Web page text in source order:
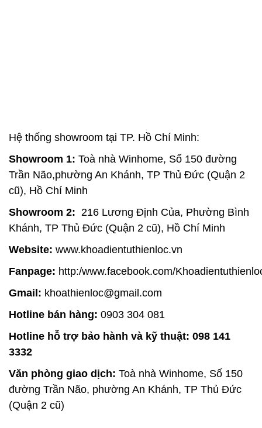
Hệ thống showroom tại TP. Hồ Chí Minh:
Showroom 1: Toà nhà Winhome, Số 150 đường
Trần Não,phường An Khánh, TP Thủ Đức (Quận 2
cũ), Hồ Chí Minh
Showroom 2: 216 Lương Định Của, Phường Bình
Khánh, TP Thủ Đức (Quận 2 cũ), Hồ Chí Minh
Website: www.khoadientuthienloc.vn
Fanpage: http:/www.facebook.com/
Gmail: khoathienloc@gmail.com
Hotline bán hàng: 0903 304 081
Hotline hỗ trợ bảo hành và kỹ thuật: 098 141
3332
Văn phòng giao dịch: Toà nhà Winhome, Số 150
đường Trần Não, phường An Khánh, TP Thủ Đức
(Quận 2 cũ)